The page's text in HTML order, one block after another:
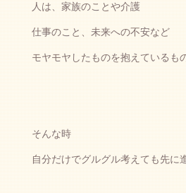
人は、家族のことや介護
仕事のこと、未来への不安など
モヤモヤしたものを抱えているも
そんな時
自分だけでグルグル考えても先に